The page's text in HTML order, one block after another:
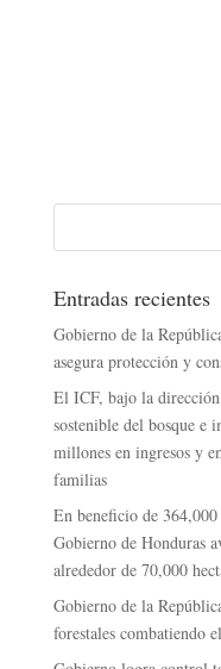
Entradas recientes
Gobierno de la
asegura protección y
El ICF, bajo la
sostenible del bosque e
millones en ingresos y
familias
En beneficio de 364,000
Gobierno de Honduras
alrededor de 70,000
Gobierno de la
forestales combatiendo